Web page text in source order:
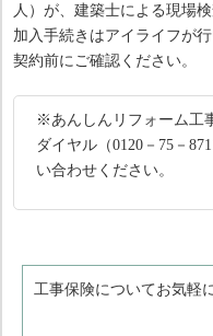
人）が、建築士による現場
加入手続きはアイライフが
契約前にご確認ください。
※あんしんリフォーム工
ダイヤル（0120－75－
い合わせください。
工事保険についてお気軽